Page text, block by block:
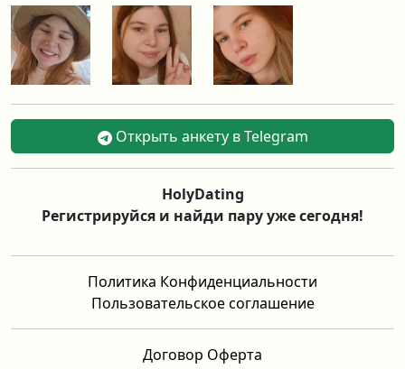
Открыть анкету в Telegram
Политика Конфиденциальности
Пользовательское соглашение
HolyDating
Регистрируйся и найди пару уже сегодня!
Договор Оферта